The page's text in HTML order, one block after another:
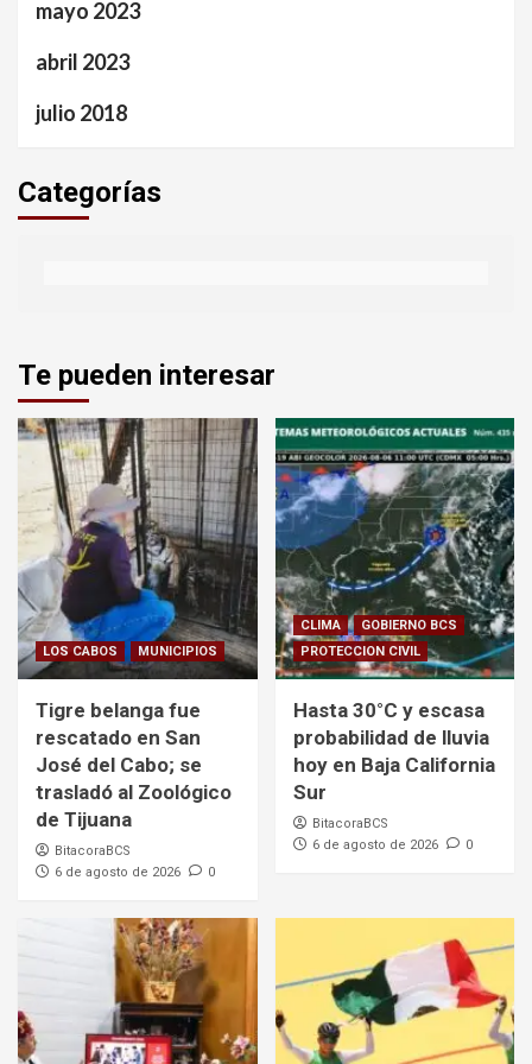
mayo 2023
abril 2023
julio 2018
Categorías
Te pueden interesar
LOS CABOS MUNICIPIOS
Tigre belanga fue
rescatado en San
José del Cabo; se
trasladó al Zoológico
de Tijuana
BitacoraBCS
6 de agosto de 2026
0
CLIMA
GOBIERNO BCS
PROTECCION CIVIL
Hasta 30°C y escasa
probabilidad de lluvia
hoy en Baja California
Sur
BitacoraBCS
6 de agosto de 2026
0